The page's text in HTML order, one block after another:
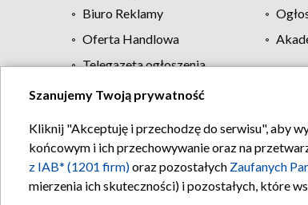
Biuro Reklamy
Oferta Handlowa
Telegazeta ogłoszenia
Szanujemy Twoją prywatność
Kliknij "Akceptuję i przechodzę do serwisu", aby
końcowym i ich przechowywanie oraz na
z IAB* (1201 firm)oraz pozostałych Zaufanych
mierzenia ich skuteczności) i pozostałych, które